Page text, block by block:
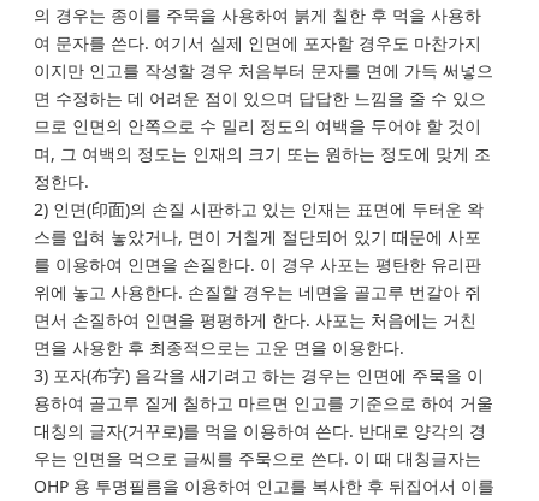
의 경우는 종이를 주묵을 사용하여 붉게 칠한 후 먹을 사용하
여 문자를 쓴다. 여기서 실제 인면에 포자할 경우도 마찬가지
이지만 인고를 작성할 경우 처음부터 문자를 면에 가득 써넣으
면 수정하는 데 어려운 점이 있으며 답답한 느낌을 줄 수 있으
므로 인면의 안쪽으로 수 밀리 정도의 여백을 두어야 할 것이
며, 그 여백의 정도는 인재의 크기 또는 원하는 정도에 맞게 조
정한다.
2) 인면(印面)의 손질 시판하고 있는 인재는 표면에 두터운 왁
스를 입혀 놓았거나, 면이 거칠게 절단되어 있기 때문에 사포
를 이용하여 인면을 손질한다. 이 경우 사포는 평탄한 유리판
위에 놓고 사용한다. 손질할 경우는 네면을 골고루 번갈아 쥐
면서 손질하여 인면을 평평하게 한다. 사포는 처음에는 거친
면을 사용한 후 최종적으로는 고운 면을 이용한다.
3) 포자(布字) 음각을 새기려고 하는 경우는 인면에 주묵을 이
용하여 골고루 짙게 칠하고 마르면 인고를 기준으로 하여 거울
대칭의 글자(거꾸로)를 먹을 이용하여 쓴다. 반대로 양각의 경
우는 인면을 먹으로 글씨를 주묵으로 쓴다. 이 때 대칭글자는
OHP 용 투명필름을 이용하여 인고를 복사한 후 뒤집어서 이를